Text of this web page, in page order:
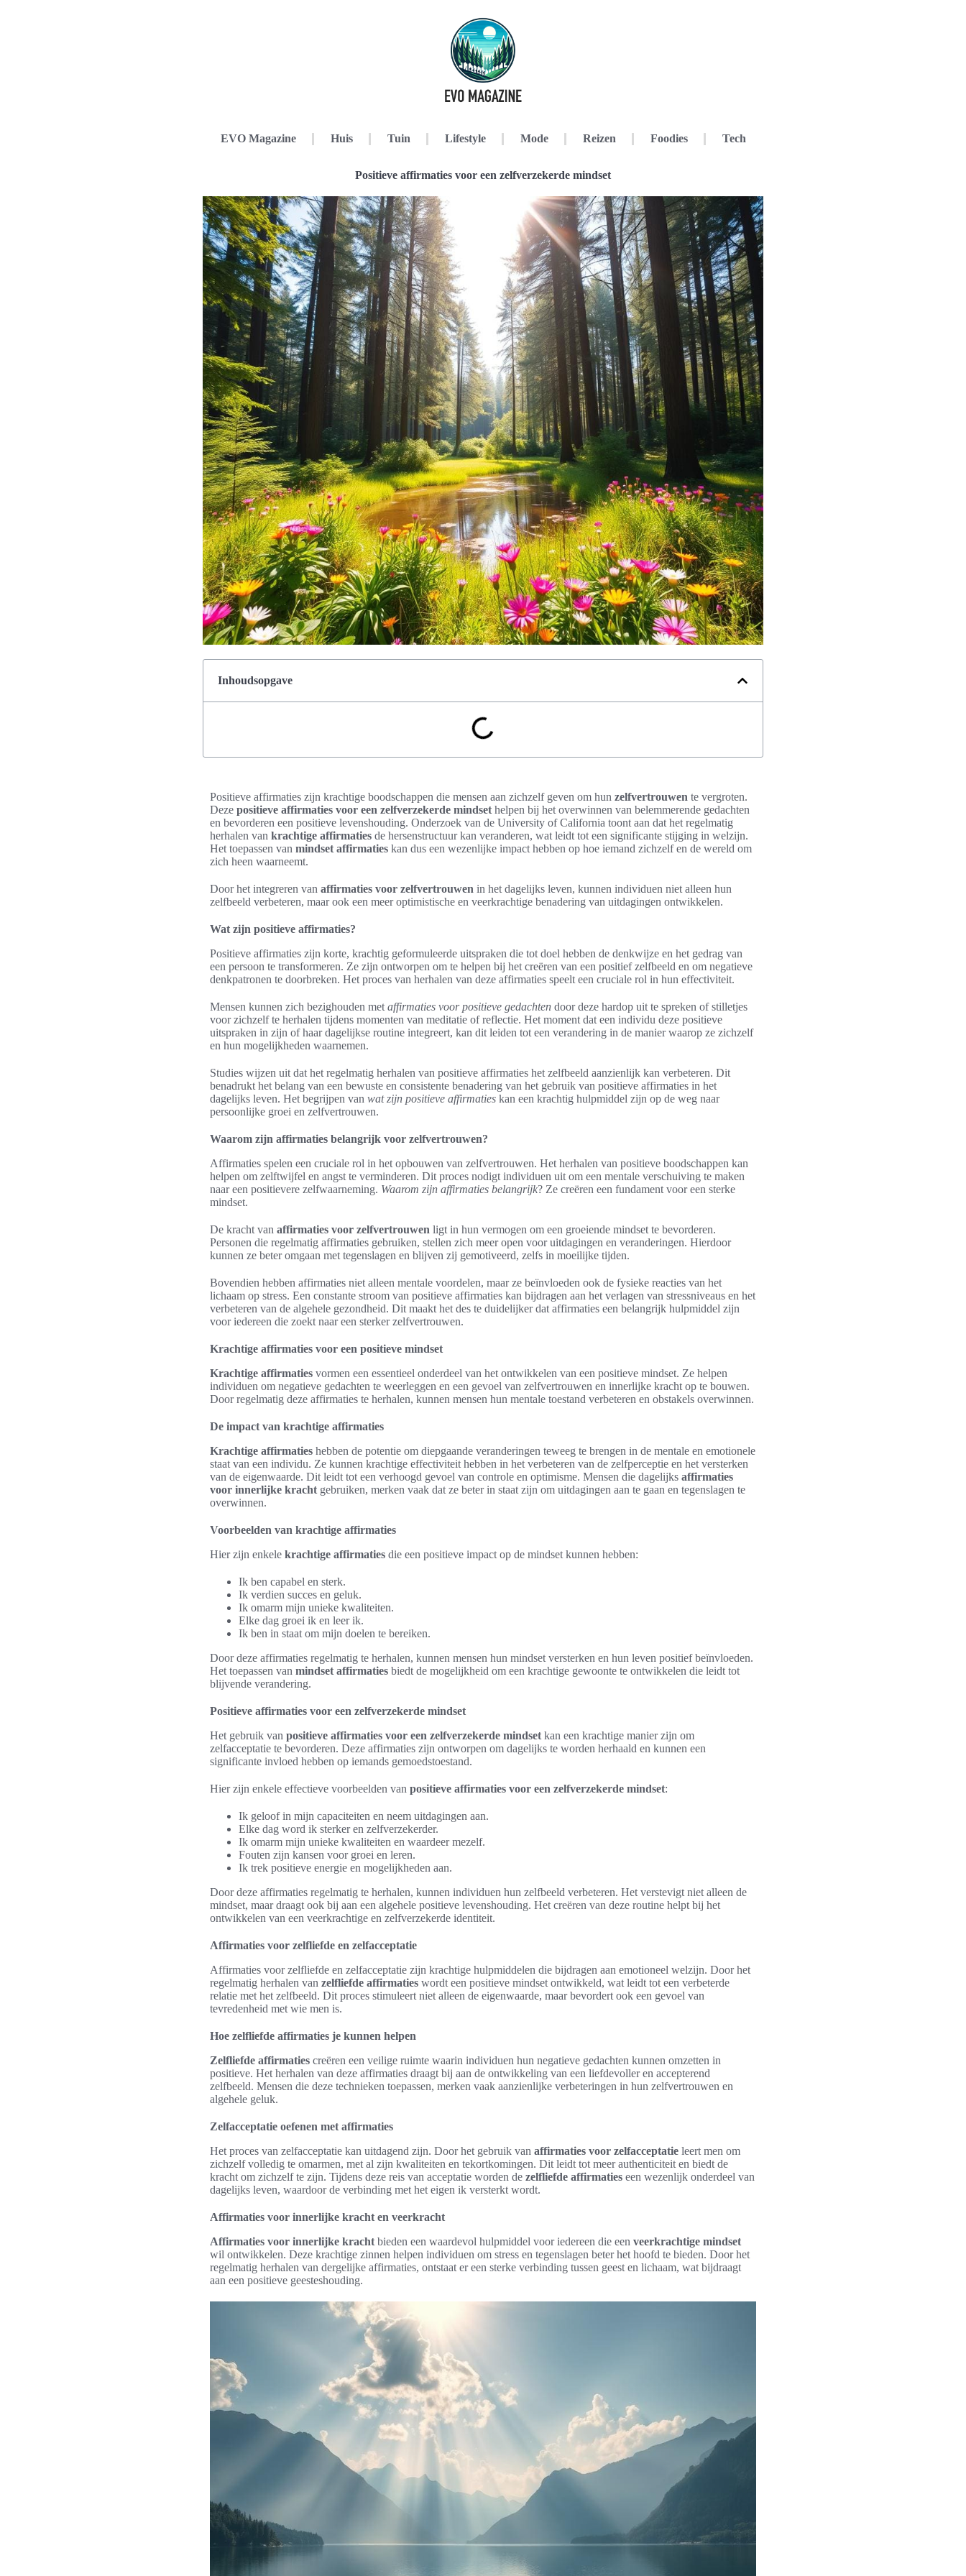
EVO Magazine Huis Tuin Lifestyle Mode Reizen Foodies Tech
Positieve affirmaties voor een zelfverzekerde mindset
Inhoudsopgave
Positieve affirmaties zijn krachtige boodschappen die mensen aan zichzelf geven om hun zelfvertrouwen te vergroten.
Deze positieve affirmaties voor een zelfverzekerde mindset helpen bij het overwinnen van belemmerende gedachten
en bevorderen een positieve levenshouding. Onderzoek van de University of California toont aan dat het regelmatig
herhalen van krachtige affirmaties de hersenstructuur kan veranderen, wat leidt tot een significante stijging in welzijn.
Het toepassen van mindset affirmaties kan dus een wezenlijke impact hebben op hoe iemand zichzelf en de wereld om
zich heen waarneemt.
Door het integreren van affirmaties voor zelfvertrouwen in het dagelijks leven, kunnen individuen niet alleen hun
zelfbeeld verbeteren, maar ook een meer optimistische en veerkrachtige benadering van uitdagingen ontwikkelen.
Wat zijn positieve affirmaties?
Positieve affirmaties zijn korte, krachtig geformuleerde uitspraken die tot doel hebben de denkwijze en het gedrag van
een persoon te transformeren. Ze zijn ontworpen om te helpen bij het creëren van een positief zelfbeeld en om negatieve
denkpatronen te doorbreken. Het proces van herhalen van deze affirmaties speelt een cruciale rol in hun effectiviteit.
Mensen kunnen zich bezighouden met affirmaties voor positieve gedachten door deze hardop uit te spreken of stilletjes
voor zichzelf te herhalen tijdens momenten van meditatie of reflectie. Het moment dat een individu deze positieve
uitspraken in zijn of haar dagelijkse routine integreert, kan dit leiden tot een verandering in de manier waarop ze zichzelf
en hun mogelijkheden waarnemen.
Studies wijzen uit dat het regelmatig herhalen van positieve affirmaties het zelfbeeld aanzienlijk kan verbeteren. Dit
benadrukt het belang van een bewuste en consistente benadering van het gebruik van positieve affirmaties in het
dagelijks leven. Het begrijpen van wat zijn positieve affirmaties kan een krachtig hulpmiddel zijn op de weg naar
persoonlijke groei en zelfvertrouwen.
Waarom zijn affirmaties belangrijk voor zelfvertrouwen?
Affirmaties spelen een cruciale rol in het opbouwen van zelfvertrouwen. Het herhalen van positieve boodschappen kan
helpen om zelftwijfel en angst te verminderen. Dit proces nodigt individuen uit om een mentale verschuiving te maken
naar een positievere zelfwaarneming. Waarom zijn affirmaties belangrijk? Ze creëren een fundament voor een sterke
mindset.
De kracht van affirmaties voor zelfvertrouwen ligt in hun vermogen om een groeiende mindset te bevorderen.
Personen die regelmatig affirmaties gebruiken, stellen zich meer open voor uitdagingen en veranderingen. Hierdoor
kunnen ze beter omgaan met tegenslagen en blijven zij gemotiveerd, zelfs in moeilijke tijden.
Bovendien hebben affirmaties niet alleen mentale voordelen, maar ze beïnvloeden ook de fysieke reacties van het
lichaam op stress. Een constante stroom van positieve affirmaties kan bijdragen aan het verlagen van stressniveaus en het
verbeteren van de algehele gezondheid. Dit maakt het des te duidelijker dat affirmaties een belangrijk hulpmiddel zijn
voor iedereen die zoekt naar een sterker zelfvertrouwen.
Krachtige affirmaties voor een positieve mindset
Krachtige affirmaties vormen een essentieel onderdeel van het ontwikkelen van een positieve mindset. Ze helpen
individuen om negatieve gedachten te weerleggen en een gevoel van zelfvertrouwen en innerlijke kracht op te bouwen.
Door regelmatig deze affirmaties te herhalen, kunnen mensen hun mentale toestand verbeteren en obstakels overwinnen.
De impact van krachtige affirmaties
Krachtige affirmaties hebben de potentie om diepgaande veranderingen teweeg te brengen in de mentale en emotionele
staat van een individu. Ze kunnen krachtige effectiviteit hebben in het verbeteren van de zelfperceptie en het versterken
van de eigenwaarde. Dit leidt tot een verhoogd gevoel van controle en optimisme. Mensen die dagelijks affirmaties
voor innerlijke kracht gebruiken, merken vaak dat ze beter in staat zijn om uitdagingen aan te gaan en tegenslagen te
overwinnen.
Voorbeelden van krachtige affirmaties
Hier zijn enkele krachtige affirmaties die een positieve impact op de mindset kunnen hebben:
Ik ben capabel en sterk.
Ik verdien succes en geluk.
Ik omarm mijn unieke kwaliteiten.
Elke dag groei ik en leer ik.
Ik ben in staat om mijn doelen te bereiken.
Door deze affirmaties regelmatig te herhalen, kunnen mensen hun mindset versterken en hun leven positief beïnvloeden.
Het toepassen van mindset affirmaties biedt de mogelijkheid om een krachtige gewoonte te ontwikkelen die leidt tot
blijvende verandering.
Positieve affirmaties voor een zelfverzekerde mindset
Het gebruik van positieve affirmaties voor een zelfverzekerde mindset kan een krachtige manier zijn om
zelfacceptatie te bevorderen. Deze affirmaties zijn ontworpen om dagelijks te worden herhaald en kunnen een
significante invloed hebben op iemands gemoedstoestand.
Hier zijn enkele effectieve voorbeelden van positieve affirmaties voor een zelfverzekerde mindset:
Ik geloof in mijn capaciteiten en neem uitdagingen aan.
Elke dag word ik sterker en zelfverzekerder.
Ik omarm mijn unieke kwaliteiten en waardeer mezelf.
Fouten zijn kansen voor groei en leren.
Ik trek positieve energie en mogelijkheden aan.
Door deze affirmaties regelmatig te herhalen, kunnen individuen hun zelfbeeld verbeteren. Het verstevigt niet alleen de
mindset, maar draagt ook bij aan een algehele positieve levenshouding. Het creëren van deze routine helpt bij het
ontwikkelen van een veerkrachtige en zelfverzekerde identiteit.
Affirmaties voor zelfliefde en zelfacceptatie
Affirmaties voor zelfliefde en zelfacceptatie zijn krachtige hulpmiddelen die bijdragen aan emotioneel welzijn. Door het
regelmatig herhalen van zelfliefde affirmaties wordt een positieve mindset ontwikkeld, wat leidt tot een verbeterde
relatie met het zelfbeeld. Dit proces stimuleert niet alleen de eigenwaarde, maar bevordert ook een gevoel van
tevredenheid met wie men is.
Hoe zelfliefde affirmaties je kunnen helpen
Zelfliefde affirmaties creëren een veilige ruimte waarin individuen hun negatieve gedachten kunnen omzetten in
positieve. Het herhalen van deze affirmaties draagt bij aan de ontwikkeling van een liefdevoller en accepterend
zelfbeeld. Mensen die deze technieken toepassen, merken vaak aanzienlijke verbeteringen in hun zelfvertrouwen en
algehele geluk.
Zelfacceptatie oefenen met affirmaties
Het proces van zelfacceptatie kan uitdagend zijn. Door het gebruik van affirmaties voor zelfacceptatie leert men om
zichzelf volledig te omarmen, met al zijn kwaliteiten en tekortkomingen. Dit leidt tot meer authenticiteit en biedt de
kracht om zichzelf te zijn. Tijdens deze reis van acceptatie worden de zelfliefde affirmaties een wezenlijk onderdeel van
dagelijks leven, waardoor de verbinding met het eigen ik versterkt wordt.
Affirmaties voor innerlijke kracht en veerkracht
Affirmaties voor innerlijke kracht bieden een waardevol hulpmiddel voor iedereen die een veerkrachtige mindset
wil ontwikkelen. Deze krachtige zinnen helpen individuen om stress en tegenslagen beter het hoofd te bieden. Door het
regelmatig herhalen van dergelijke affirmaties, ontstaat er een sterke verbinding tussen geest en lichaam, wat bijdraagt
aan een positieve geesteshouding.